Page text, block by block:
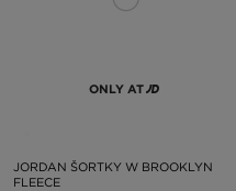
ONLY AT
JORDAN ŠORTKY W BROOKLYN
FLEECE